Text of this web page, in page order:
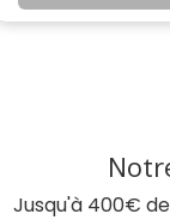
Jusqu'à 400€